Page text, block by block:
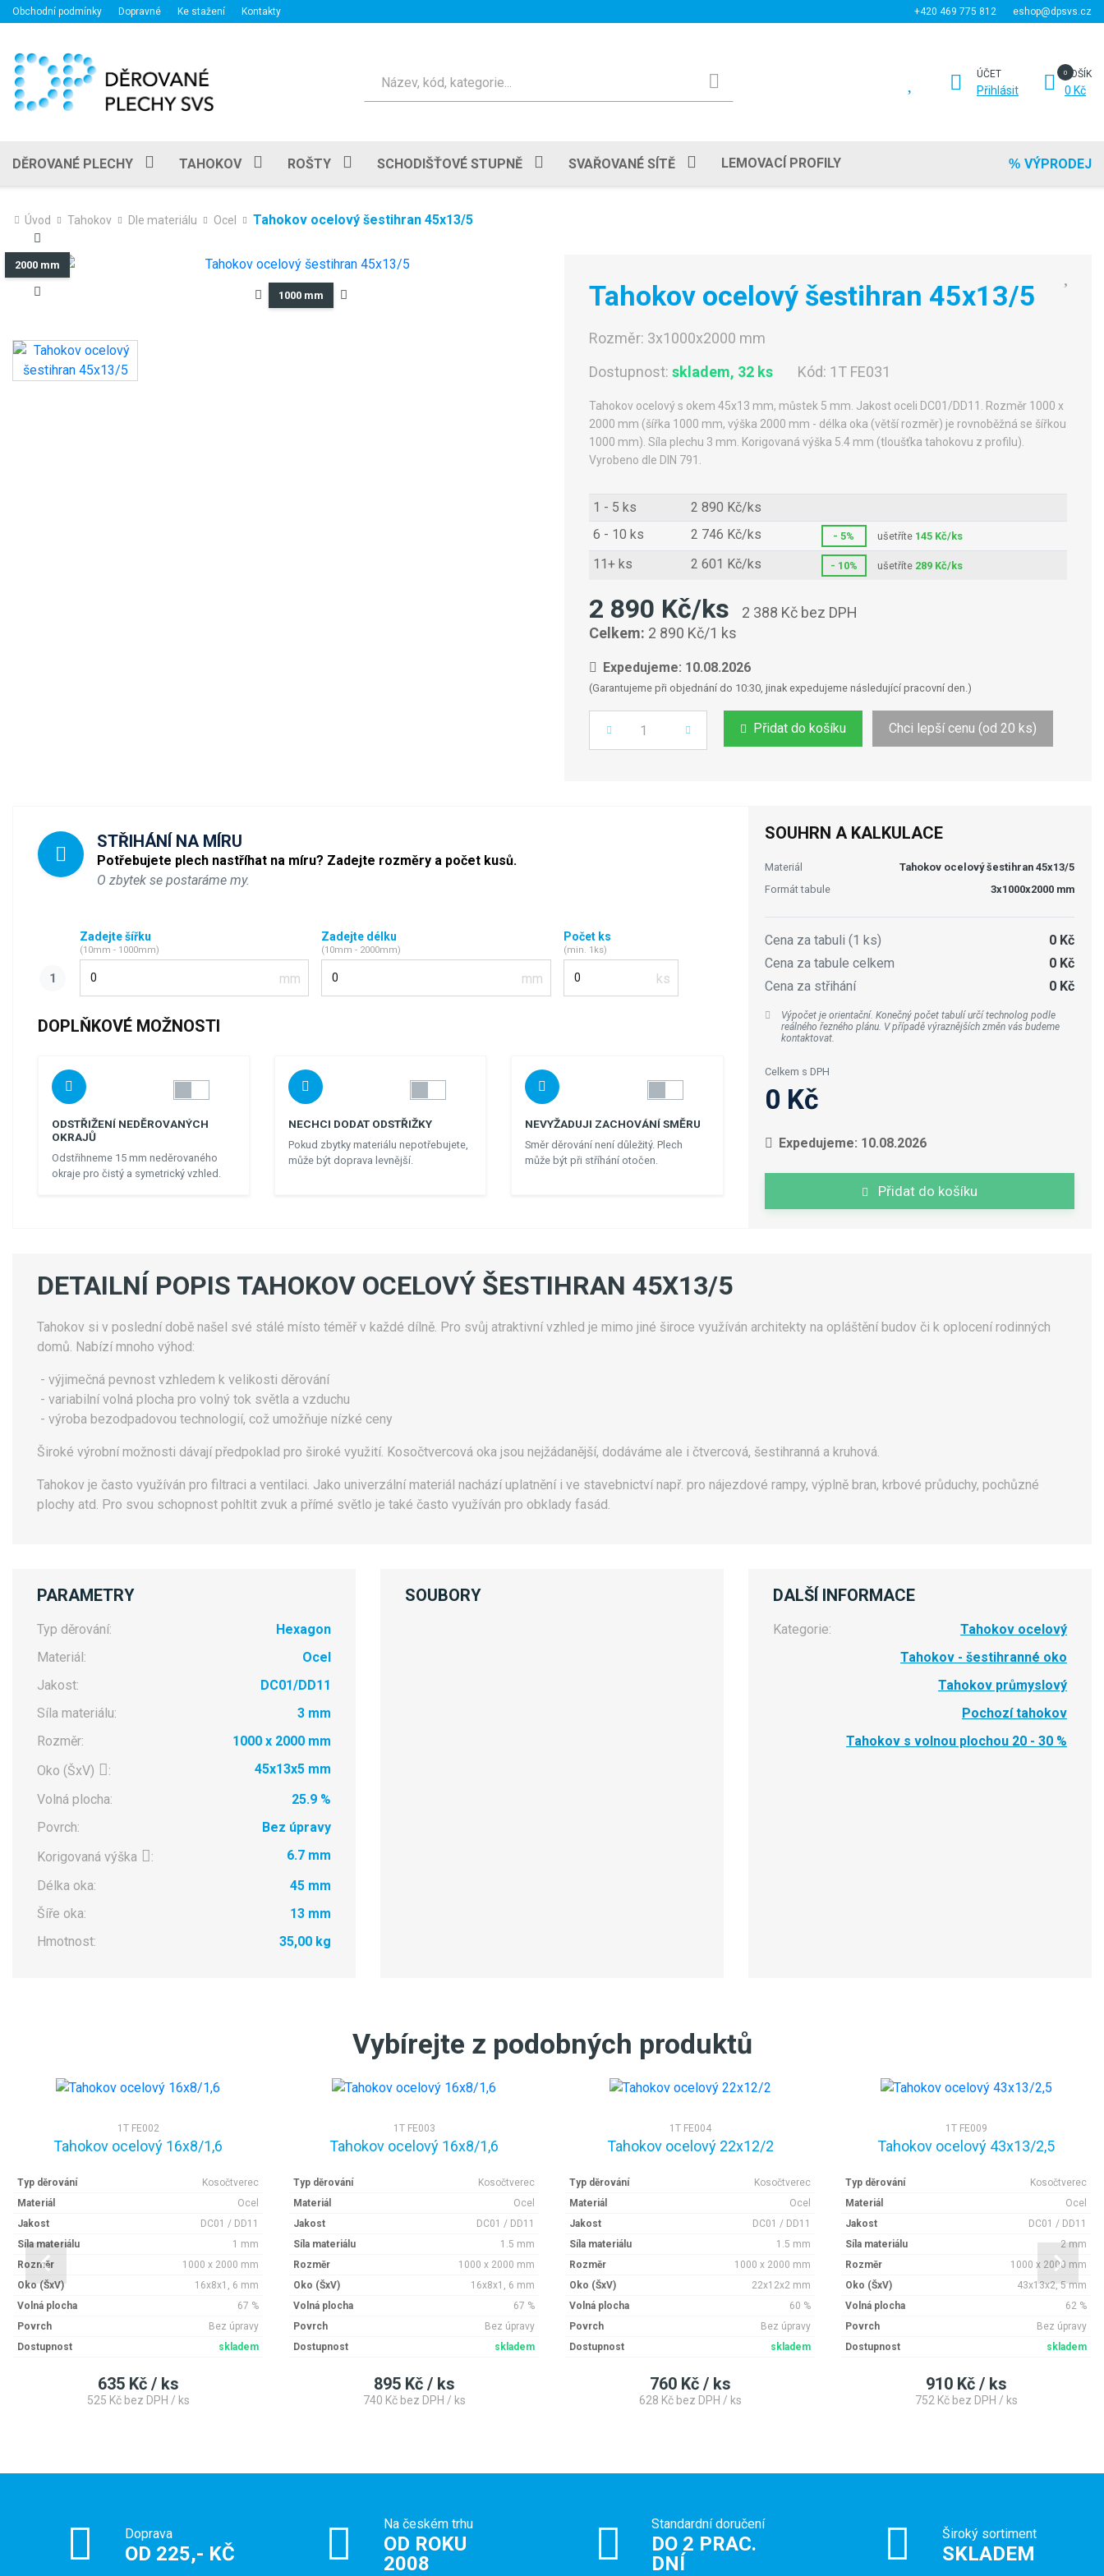
Obchodní podmínky Dopravné Ke stažení Kontakty +420 469 775 812 eshop@dpsvs.cz
ÚČET
Přihlásit
KOŠÍK
0 Kč
DĚROVANÉ PLECHY TAHOKOV ROŠTY SCHODIŠŤOVÉ STUPNĚ SVAŘOVANÉ SÍTĚ LEMOVACÍ PROFILY VÝPRODEJ
Úvod Tahokov Dle materiálu Ocel Tahokov ocelový šestihran 45x13/5
2000 mm
1000 mm Tahokov ocelový šestihran 45x13/5
Rozměr: 3x1000x2000 mm
Dostupnost: skladem, 32 ks Kód: 1T FE031
Tahokov ocelový s okem 45x13 mm, můstek 5 mm. Jakost oceli DC01/DD11. Rozměr 1000 x
2000 mm (šířka 1000 mm, výška 2000 mm - délka oka (větší rozměr) je rovnoběžná se šířkou
1000 mm). Síla plechu 3 mm. Korigovaná výška 5.4 mm (tloušťka tahokovu z profilu).
Vyrobeno dle DIN 791.
1 - 5 ks
2 890 Kč/ks
6 - 10 ks
2 746 Kč/ks - 5% ušetříte 145 Kč/ks
11+ ks 2 601 Kč/ks - 10% ušetříte 289 Kč/ks
2 890 Kč/ks
2 388 Kč bez DPH
Celkem: 2 890 Kč/1 ks
Expedujeme: 10.08.2026
(Garantujeme při objednání do 10:30, jinak expedujeme následující pracovní den.)
Počet
Přidat do košíku Chci lepší cenu (od 20 ks)
STŘIHÁNÍ NA MÍRU
Potřebujete plech nastříhat na míru? Zadejte rozměry a počet kusů.
O zbytek se postaráme my.
Zadejte šířku
(10mm - 1000mm)
Zadejte délku
(10mm - 2000mm)
Počet ks
(min. 1ks)
DOPLŇKOVÉ MOŽNOSTI
ODSTŘIŽENÍ NEDĚROVANÝCH
OKRAJŮ
Odstřihneme 15 mm neděrovaného
okraje pro čistý a symetrický vzhled.
NECHCI DODAT ODSTŘIŽKY
Pokud zbytky materiálu nepotřebujete,
může být doprava levnější.
NEVYŽADUJI ZACHOVÁNÍ SMĚRU
Směr děrování není důležitý. Plech
může být při stříhání otočen.
SOUHRN A KALKULACE
Materiál
Tahokov ocelový šestihran 45x13/5
Formát tabule
3x1000x2000 mm
Cena za tabuli (1 ks)
0 Kč
Cena za tabule celkem
0 Kč
Cena za střihání
0 Kč
Výpočet je orientační. Konečný počet tabulí určí technolog podle
reálného řezného plánu. V případě výraznějších změn vás budeme
kontaktovat.
Celkem s DPH
0 Kč
Expedujeme: 10.08.2026
Přidat do košíku
DETAILNÍ POPIS TAHOKOV OCELOVÝ ŠESTIHRAN 45X13/5
Tahokov si v poslední době našel své stálé místo téměř v každé dílně. Pro svůj atraktivní vzhled je mimo jiné široce využíván architekty na opláštění budov či k oplocení rodinných
domů. Nabízí mnoho výhod:
- výjimečná pevnost vzhledem k velikosti děrování
- variabilní volná plocha pro volný tok světla a vzduchu
- výroba bezodpadovou technologií, což umožňuje nízké ceny
Široké výrobní možnosti dávají předpoklad pro široké využití. Kosočtvercová oka jsou nejžádanější, dodáváme ale i čtvercová, šestihranná a kruhová.
Tahokov je často využíván pro filtraci a ventilaci. Jako univerzální materiál nachází uplatnění i ve stavebnictví např. pro nájezdové rampy, výplně bran, krbové průduchy, pochůzné
plochy atd. Pro svou schopnost pohltit zvuk a přímé světlo je také často využíván pro obklady fasád.
PARAMETRY
Typ děrování:
Hexagon
Materiál:
Ocel
Jakost:
DC01/DD11
Síla materiálu:
3 mm
Rozměr:
1000 x 2000 mm
Oko (ŠxV)
:
45x13x5 mm
Volná plocha:
25.9 %
Povrch:
Bez úpravy
Korigovaná výška
:
6.7 mm
Délka oka:
45 mm
Šíře oka:
13 mm
Hmotnost:
35,00 kg
SOUBORY DALŠÍ INFORMACE
Kategorie:
Tahokov ocelový
Tahokov - šestihranné oko
Tahokov průmyslový
Pochozí tahokov
Tahokov s volnou plochou 20 - 30 %
Vybírejte z podobných produktů
1T FE002
Tahokov ocelový 16x8/1,6
Typ děrování
Kosočtverec
Materiál
Ocel
Jakost
DC01 / DD11
Síla materiálu
1 mm
Rozměr
1000 x 2000 mm
Oko (ŠxV)
16x8x1, 6 mm
Volná plocha
67 %
Povrch
Bez úpravy
Dostupnost
skladem
635 Kč / ks
525 Kč bez DPH / ks
1T FE003
Tahokov ocelový 16x8/1,6
Typ děrování
Kosočtverec
Materiál
Ocel
Jakost
DC01 / DD11
Síla materiálu
1.5 mm
Rozměr
1000 x 2000 mm
Oko (ŠxV)
16x8x1, 6 mm
Volná plocha
67 %
Povrch
Bez úpravy
Dostupnost
skladem
895 Kč / ks
740 Kč bez DPH / ks
1T FE004
Tahokov ocelový 22x12/2
Typ děrování
Kosočtverec
Materiál
Ocel
Jakost
DC01 / DD11
Síla materiálu
1.5 mm
Rozměr
1000 x 2000 mm
Oko (ŠxV)
22x12x2 mm
Volná plocha
60 %
Povrch
Bez úpravy
Dostupnost
skladem
760 Kč / ks
628 Kč bez DPH / ks
1T FE009
Tahokov ocelový 43x13/2,5
Typ děrování
Kosočtverec
Materiál
Ocel
Jakost
DC01 / DD11
Síla materiálu
2 mm
Rozměr
1000 x 2000 mm
Oko (ŠxV)
43x13x2, 5 mm
Volná plocha
62 %
Povrch
Bez úpravy
Dostupnost
skladem
910 Kč / ks
752 Kč bez DPH / ks
Doprava
OD 225,- KČ
Na českém trhu
OD ROKU
2008
Standardní doručení
DO 2 PRAC.
DNÍ
Široký sortiment
SKLADEM